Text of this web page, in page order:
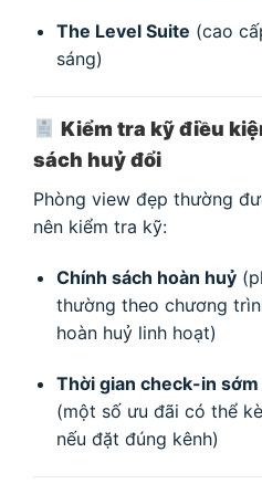
The Level Suite (cao
sáng)
Kiểm tra kỹ điều
sách huỷ đổi
Phòng view đẹp thường
nên kiểm tra kỹ:
Chính sách hoàn huỷ
thường theo chương
hoàn huỷ linh hoạt)
Thời gian check-in
(một số ưu đãi có thể
nếu đặt đúng kênh)